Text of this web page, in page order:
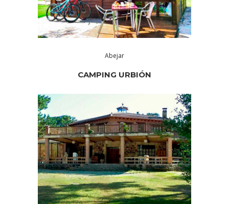
Abejar
CAMPING URBIÓN